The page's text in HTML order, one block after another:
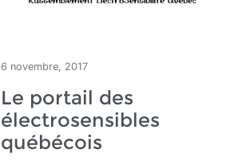
6 novembre, 2017
Le portail des
électrosensibles
québécois